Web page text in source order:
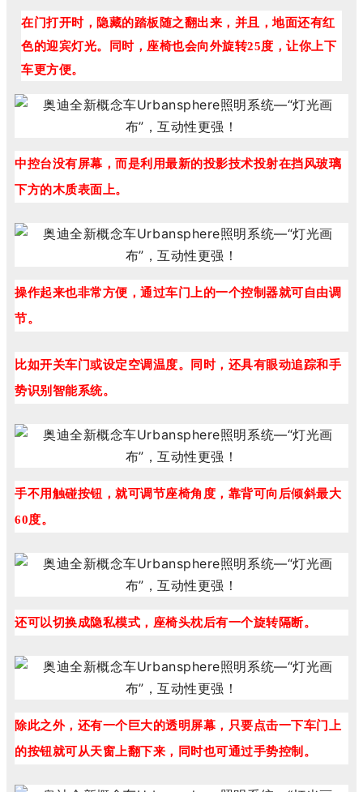
在门打开时，隐藏的踏板随之翻出来，并且，地面还有红
色的迎宾灯光。同时，座椅也会向外旋转25度，让你上下
车更方便。
中控台没有屏幕，而是利用最新的投影技术投射在挡风玻璃
下方的木质表面上。
操作起来也非常方便，通过车门上的一个控制器就可自由调
节。
比如开关车门或设定空调温度。同时，还具有眼动追踪和手
势识别智能系统。
手不用触碰按钮，就可调节座椅角度，靠背可向后倾斜最大
60度。
还可以切换成隐私模式，座椅头枕后有一个旋转隔断。
除此之外，还有一个巨大的透明屏幕，只要点击一下车门上
的按钮就可从天窗上翻下来，同时也可通过手势控制。